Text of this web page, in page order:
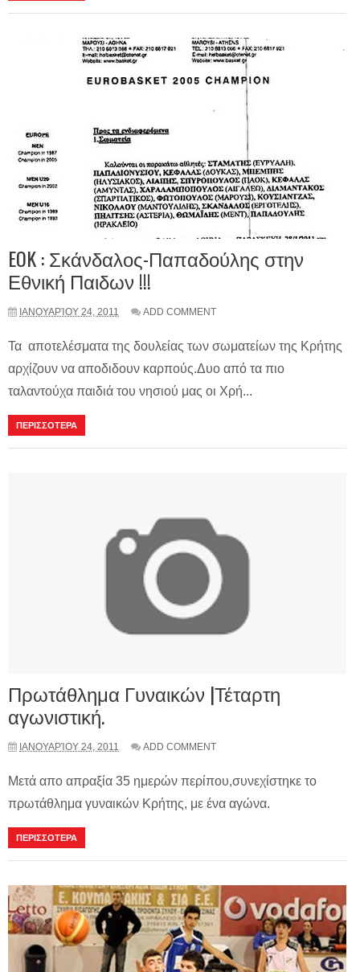
EOK : Σκάνδαλος-Παπαδούλης στην
Εθνική Παιδων !!!
ΙΑΝΟΥΑΡΊΟΥ 24, 2011 ADD COMMENT
Τα αποτελέσματα της δουλείας των σωματείων της Κρήτης
αρχίζουν να αποδιδουν καρπούς.Δυο από τα πιο
ταλαντούχα παιδιά του νησιού μας οι Χρή...
ΠΕΡΙΣΣΟΤΕΡΑ
Πρωτάθλημα Γυναικών |Τέταρτη
αγωνιστική.
ΙΑΝΟΥΑΡΊΟΥ 24, 2011 ADD COMMENT
Μετά απο απραξία 35 ημερών περίπου,συνεχίστηκε το
πρωτάθλημα γυναικών Κρήτης, με ένα αγώνα.
ΠΕΡΙΣΣΟΤΕΡΑ